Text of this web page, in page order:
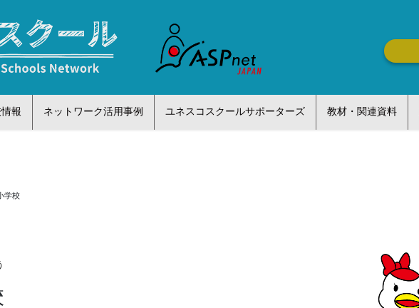
報 ネットワーク活用事例 ユネスコスクールサポーターズ 教材・関連資料
学校